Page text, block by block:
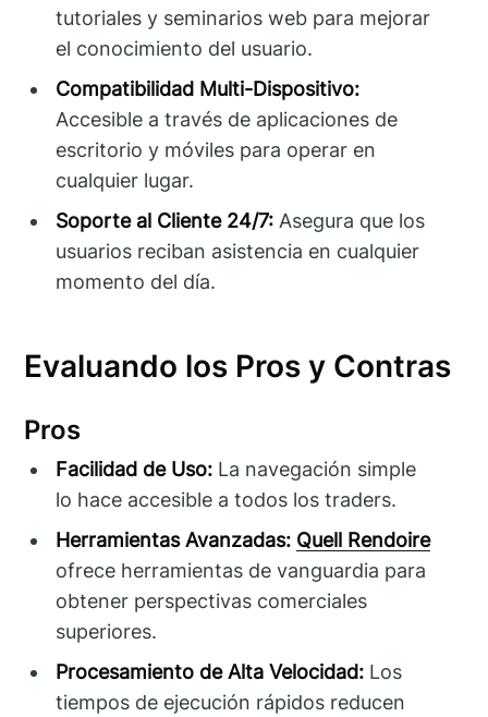
tutoriales y seminarios web para mejorar
el conocimiento del usuario.
Compatibilidad Multi-Dispositivo:
Accesible a través de aplicaciones de
escritorio y móviles para operar en
cualquier lugar.
Soporte al Cliente 24/7: Asegura que los
usuarios reciban asistencia en cualquier
momento del día.
Evaluando los Pros y Contras
Pros
Facilidad de Uso: La navegación simple
lo hace accesible a todos los traders.
Herramientas Avanzadas: Quell Rendoire
ofrece herramientas de vanguardia para
obtener perspectivas comerciales
superiores.
Procesamiento de Alta Velocidad: Los
tiempos de ejecución rápidos reducen